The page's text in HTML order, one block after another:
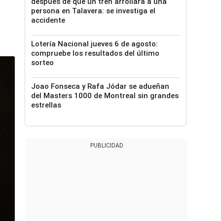
persona en Talavera: se investiga el
accidente
Lotería Nacional jueves 6 de agosto:
compruebe los resultados del último
sorteo
Joao Fonseca y Rafa Jódar se adueñan
del Masters 1000 de Montreal sin grandes
estrellas
PUBLICIDAD